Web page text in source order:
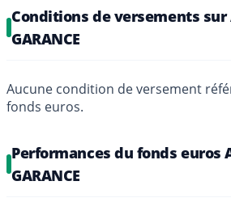
Conditions de versements sur
GARANCE
Aucune condition de versement
fonds euros.
Performances du fonds euros
GARANCE